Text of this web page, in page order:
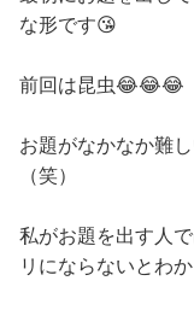
な形です😘
前回は昆虫😂😂😂
お題がなかなか難
（笑）
私がお題を出す人
リにならないとわ